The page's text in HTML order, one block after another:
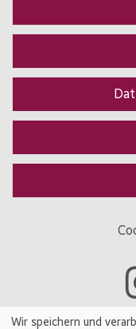
Wir speichern und